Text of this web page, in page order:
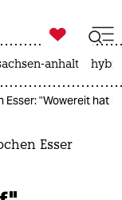

taz zahl ich
anhalt
"Wowereit hat
Esser